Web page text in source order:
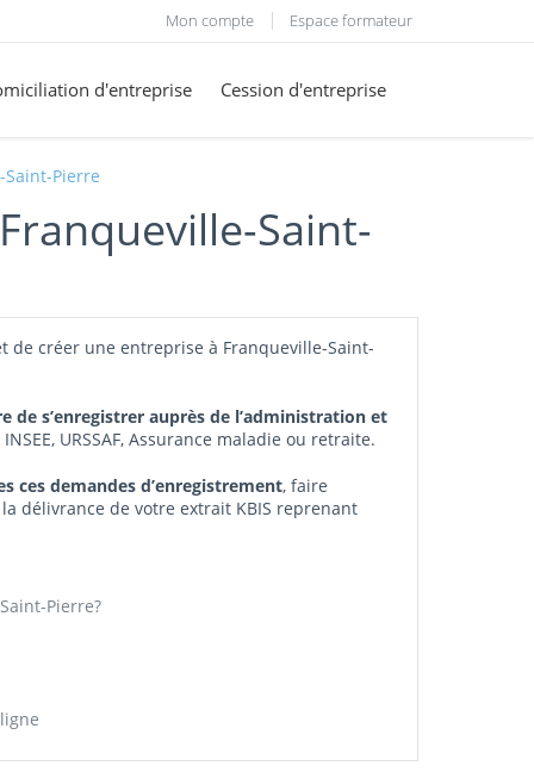
Mon compte Espace formateur
d'entreprise Cession d'entreprise
Pierre
Saint-
de créer une entreprise à Franqueville-Saint-
de s’enregistrer auprès de l’administration et
URSSAF, Assurance maladie ou retraite.
ces demandes d’enregistrement, faire
délivrance de votre extrait KBIS reprenant
Pierre?